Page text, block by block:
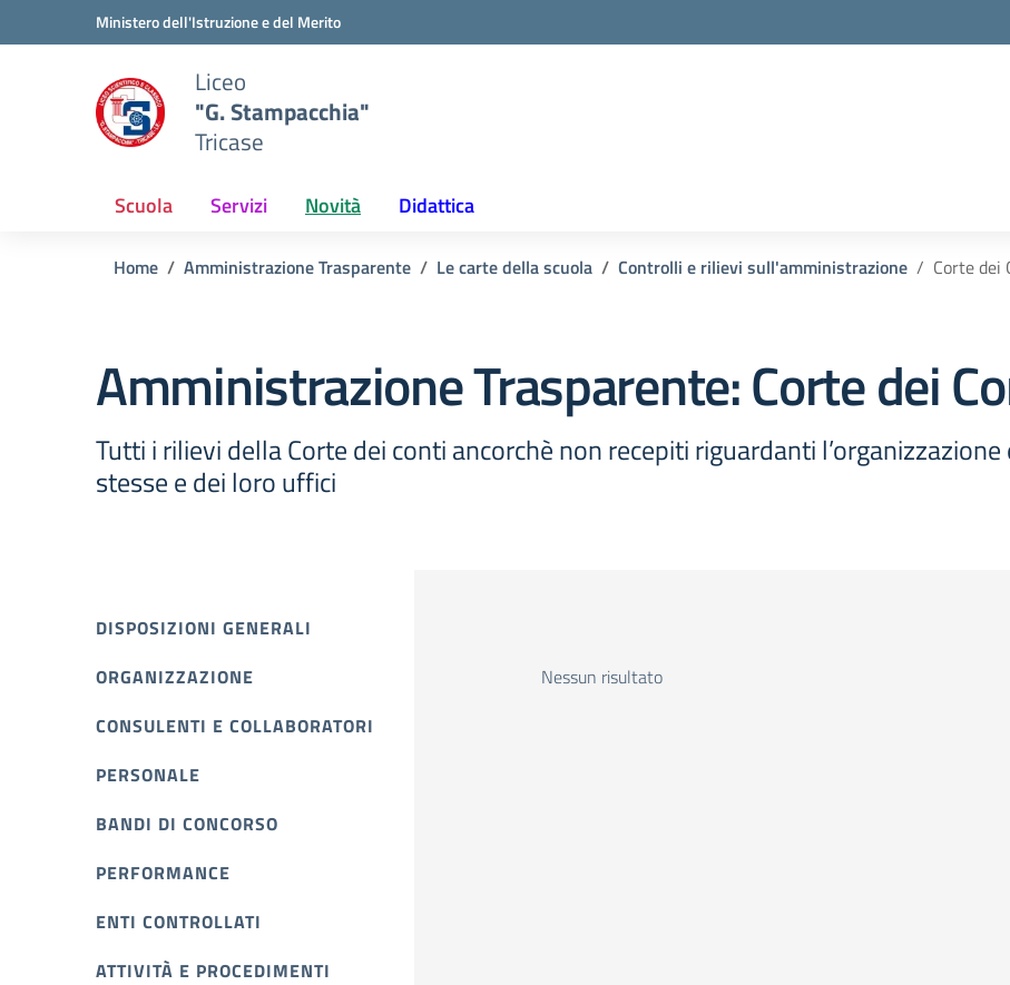
Vai ai contenuti
Vai al menu di navigazioneMinistero dell'Istruzione e del Merito
Liceo
"G. Stampacchia"
Tricase
Scuola Servizi Novità Didattica
Home Amministrazione Trasparente Le carte della scuola Controlli e rilievi sull'amministrazione Corte dei
Amministrazione Trasparente:Corte dei
Tutti i rilievi della Corte dei conti ancorchè non recepiti riguardanti
stesse e dei loro uffici
DISPOSIZIONI GENERALI
ORGANIZZAZIONE
CONSULENTI E COLLABORATORI
PERSONALE
BANDI DI CONCORSO
PERFORMANCE
ENTI CONTROLLATI
ATTIVITÀ E PROCEDIMENTI
Nessun risultato